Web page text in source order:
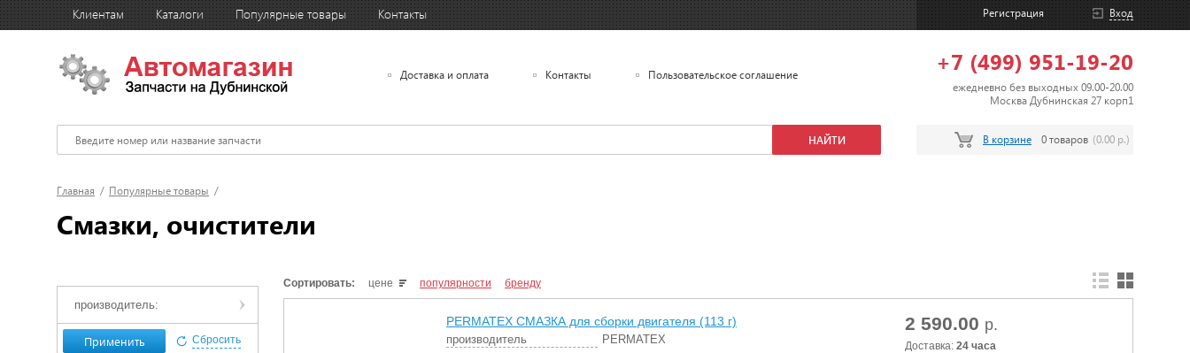
Клиентам Каталоги Популярные товары Контакты Вход
Регистрация
Доставка и оплата Контакты Пользовательское соглашение +7 (499) 951-19-20
ежедневно без выходных 09.00-20.00
Москва Дубнинская 27 корп1
В корзине 0 товаров (0.00 р.)
Главная / Популярные товары /
Смазки, очистители
производитель:
Применить Сбросить
Сортировать: цене популярности бренду
PERMATEX СМАЗКА для сборки двигателя (113 г)
производитель PERMATEX
2 590.00 р.
Доставка: 24 часа